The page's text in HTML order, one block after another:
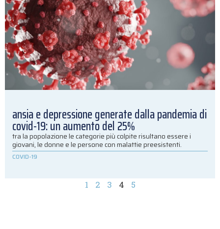
ansia e depressione generate dalla pandemia di
covid-19: un aumento del 25%
tra la popolazione le categorie più colpite risultano essere i
giovani, le donne e le persone con malattie preesistenti.
COVID-19
1 2 3 4 5